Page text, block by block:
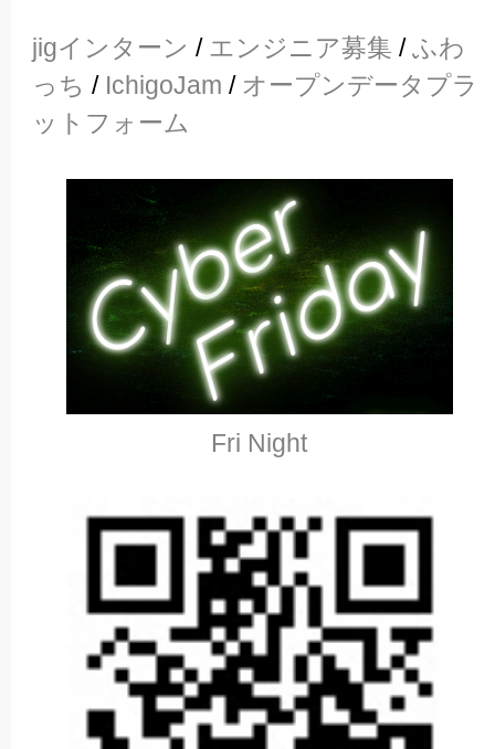
jigインターン / エンジニア募集 /ふわ
っち / IchigoJam / オープンデータプラ
ットフォーム
Fri Night